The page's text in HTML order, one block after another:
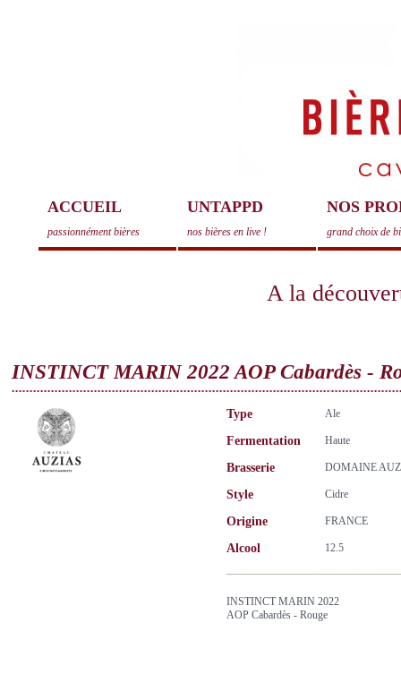
ACCUEIL
passionnément bières
UNTAPPD
nos bières en live !
NOS
grand choix de
A la
INSTINCT MARIN 2022 AOP Cabardès -
Type Ale
Fermentation Haute
Brasserie DOMAINE
Style Cidre
Origine FRANCE
Alcool 12.5
INSTINCT MARIN 2022
AOP Cabardès - Rouge